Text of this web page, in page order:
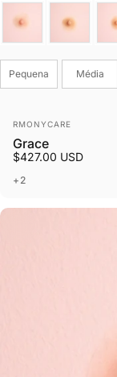
Cor
Tamanho
Pequena Média
Fornecedor:
RMONYCARE
Grace
$427.00 USD
+2